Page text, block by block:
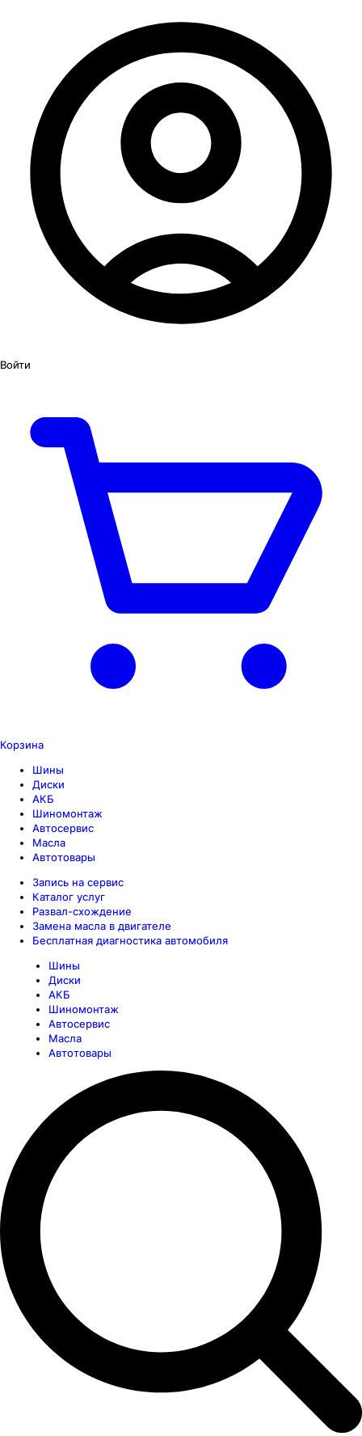
Войти
Корзина
Шины
Диски
АКБ
Шиномонтаж
Автосервис
Масла
Автотовары
Запись на сервис
Каталог услуг
Развал-схождение
Замена масла в двигателе
Бесплатная диагностика автомобиля
Шины
Диски
АКБ
Шиномонтаж
Автосервис
Масла
Автотовары